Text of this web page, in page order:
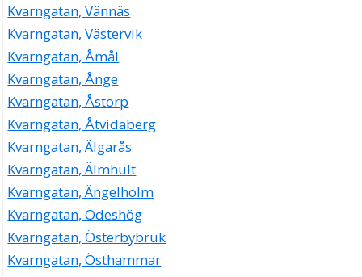
Kvarngatan, Vännäs
Kvarngatan, Västervik
Kvarngatan, Åmål
Kvarngatan, Ånge
Kvarngatan, Åstorp
Kvarngatan, Åtvidaberg
Kvarngatan, Älgarås
Kvarngatan, Älmhult
Kvarngatan, Ängelholm
Kvarngatan, Ödeshög
Kvarngatan, Österbybruk
Kvarngatan, Östhammar